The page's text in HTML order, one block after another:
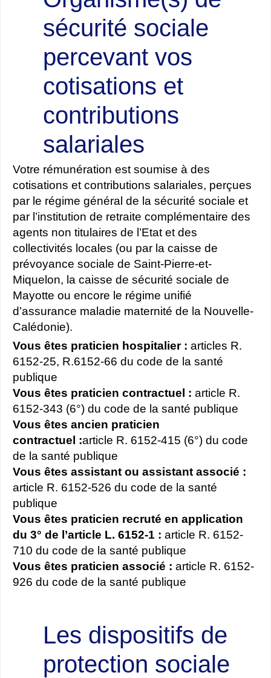
sécurité sociale
percevant vos
cotisations et
contributions
salariales
Votre rémunération est soumise à des
cotisations et contributions salariales, perçues
par le régime général de la sécurité sociale et
par l’institution de retraite complémentaire des
agents non titulaires de l’Etat et des
collectivités locales (ou par la caisse de
prévoyance sociale de Saint-Pierre-et-
Miquelon, la caisse de sécurité sociale de
Mayotte ou encore le régime unifié
d’assurance maladie maternité de la Nouvelle-
Calédonie).
Vous êtes praticien hospitalier : articles R.
6152-25, R.6152-66 du code de la santé
publique
Vous êtes praticien contractuel : article R.
6152-343 (6°) du code de la santé publique
Vous êtes ancien praticien
contractuel :article R. 6152-415 (6°) du code
de la santé publique
Vous êtes assistant ou assistant associé :
article R. 6152-526 du code de la santé
publique
Vous êtes praticien recruté en application
du 3° de l’article L. 6152-1 : article R. 6152-
710 du code de la santé publique
Vous êtes praticien associé : article R. 6152-
926 du code de la santé publique
Les dispositifs de
protection sociale